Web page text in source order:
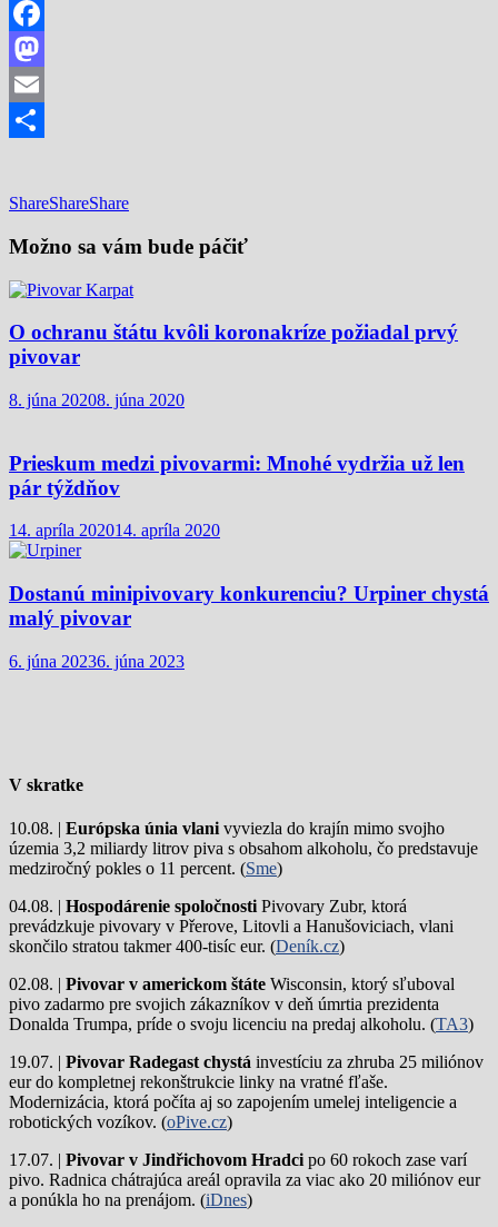
Facebook
Mastodon
Email
ShareShareShare
Možno sa vám bude páčiť
O ochranu štátu kvôli koronakríze požiadal prvý
pivovar
8. júna 20208. júna 2020
Prieskum medzi pivovarmi: Mnohé vydržia už len
pár týždňov
14. apríla 202014. apríla 2020
Dostanú minipivovary konkurenciu? Urpiner chystá
malý pivovar
6. júna 20236. júna 2023
V skratke
10.08. | Európska únia vlani vyviezla do krajín mimo svojho
územia 3,2 miliardy litrov piva s obsahom alkoholu, čo predstavuje
medziročný pokles o 11 percent. (Sme)
04.08. | Hospodárenie spoločnosti Pivovary Zubr, ktorá
prevádzkuje pivovary v Přerove, Litovli a Hanušoviciach, vlani
skončilo stratou takmer 400-tisíc eur. (Deník.cz)
02.08. | Pivovar v americkom štáte Wisconsin, ktorý sľuboval
pivo zadarmo pre svojich zákazníkov v deň úmrtia prezidenta
Donalda Trumpa, príde o svoju licenciu na predaj alkoholu. (TA3)
19.07. | Pivovar Radegast chystá investíciu za zhruba 25 miliónov
eur do kompletnej rekonštrukcie linky na vratné fľaše.
Modernizácia, ktorá počíta aj so zapojením umelej inteligencie a
robotických vozíkov. (oPive.cz)
17.07. | Pivovar v Jindřichovom Hradci po 60 rokoch zase varí
pivo. Radnica chátrajúca areál opravila za viac ako 20 miliónov eur
a ponúkla ho na prenájom. (iDnes)